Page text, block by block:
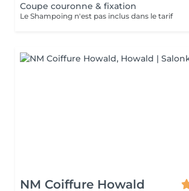
Coupe couronne & fixation
Le Shampoing n'est pas inclus dans le tarif
NM Coiffure Howald